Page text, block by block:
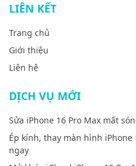
LIÊN KẾT
Trang chủ
Giới thiệu
Liên hệ
DỊCH VỤ MỚI
Sửa iPhone 16 Pro Max mất
Ép kính, thay màn hình
ngay